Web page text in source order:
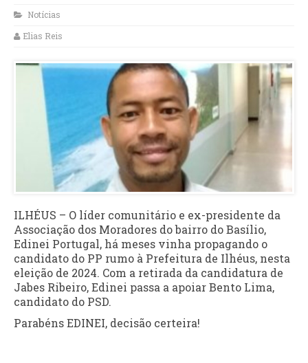
Notícias
Elias Reis
ILHÉUS – O líder comunitário e ex-presidente da
Associação dos Moradores do bairro do Basílio,
Edinei Portugal, há meses vinha propagando o
candidato do PP rumo à Prefeitura de Ilhéus, nesta
eleição de 2024. Com a retirada da candidatura de
Jabes Ribeiro, Edinei passa a apoiar Bento Lima,
candidato do PSD.
Parabéns EDINEI, decisão certeira!